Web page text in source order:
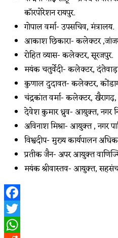
कॉरपोरेशन रायपुर.
गोपाल वर्मा- उपसचिव, मंत्रालय.
आकाश छिकारा- कलेक्टर
रोहित व्यास- कलेक्टर, सूरजपुर.
मयंक चतुर्वेदी- कलेक्टर,
कुणाल दुदावत- कलेक्टर,
चंद्रकांत वर्मा- कलेक्टर,
देवेश कुमार ध्रुव- आयुक्त, नगर
अविनाश मिश्रा- आयुक्त , नगर
विश्वदीप- मुख्य कार्यपालन
प्रतीक जैन- अपर आयुक्त
मयंक श्रीवास्तव- आयुक्त,
Facebook
Twitter